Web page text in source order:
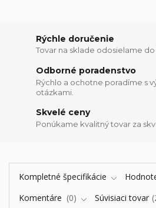
Rýchle doručenie
Tovar na sklade odosielame
Odborné poradenstvo
Rýchlo a ochotne poradíme s
otázkami.
Skvelé ceny
Ponúkame kvalitný tovar za
Kompletné špecifikácie
Komentáre
0 Súvisiaci tovar